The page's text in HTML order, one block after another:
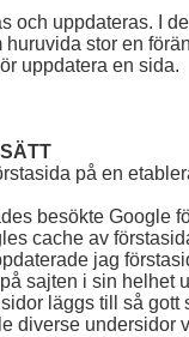
och uppdateras. I
stor en
uppdatera en sida.
på en
besökte Google
cache av
jag
sajten i sin helhet
läggs till så gott
diverse undersidor